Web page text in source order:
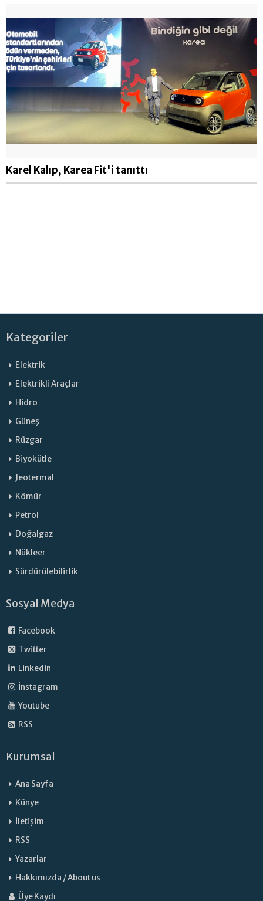
Karel Kalıp, Karea Fit'i tanıttı
Kategoriler
Elektrik
Elektrikli Araçlar
Hidro
Güneş
Rüzgar
Biyokütle
Jeotermal
Kömür
Petrol
Doğalgaz
Nükleer
Sürdürülebilirlik
Sosyal Medya
Facebook
Twitter
Linkedin
İnstagram
Youtube
RSS
Kurumsal
Ana Sayfa
Künye
İletişim
RSS
Yazarlar
Hakkımızda / About us
Üye Kaydı